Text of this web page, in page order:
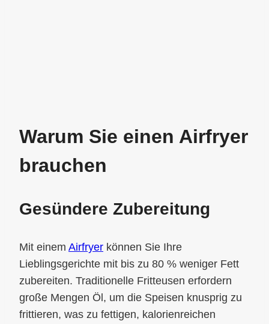
Warum Sie einen Airfryer
brauchen
Gesündere Zubereitung
Mit einem Airfryer können Sie Ihre
Lieblingsgerichte mit bis zu 80 % weniger Fett
zubereiten. Traditionelle Fritteusen erfordern
große Mengen Öl, um die Speisen knusprig zu
frittieren, was zu fettigen, kalorienreichen